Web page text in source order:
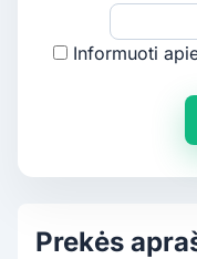
Informuoti
Prekės